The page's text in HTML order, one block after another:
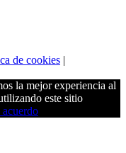
de cookies |
la mejor experiencia al
este sitio